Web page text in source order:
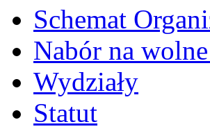
Schemat
Nabór na
Wydziały
Statut